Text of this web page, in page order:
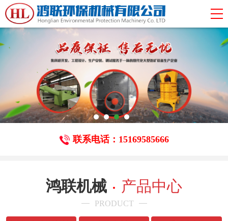
联系电话：15169585666
鸿联机械 产品中心
PRODUCT